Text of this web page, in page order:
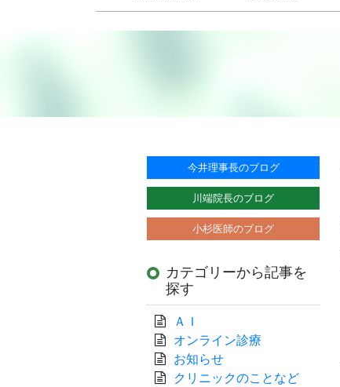
今井理事長のブログ
川端院長のブログ
小杉医師のブログ
カテゴリーから記事を
探す
ＡＩ
オンライン診療
お知らせ
クリニックのことなど